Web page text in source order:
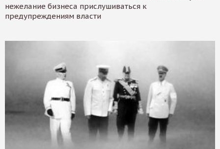
нежелание бизнеса прислушиваться к
предупреждениям власти